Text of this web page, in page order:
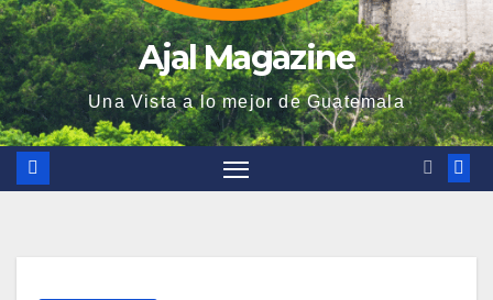
Ajal Magazine
Una Vista a lo mejor de Guatemala